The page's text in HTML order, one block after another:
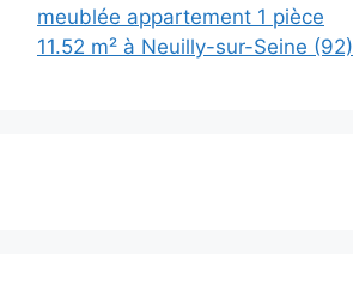
meublée appartement 1 pièce
11.52 m² à Neuilly-sur-Seine (92)